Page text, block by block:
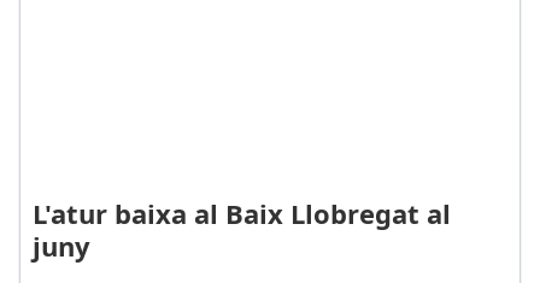
L'atur baixa al Baix Llobregat al
juny